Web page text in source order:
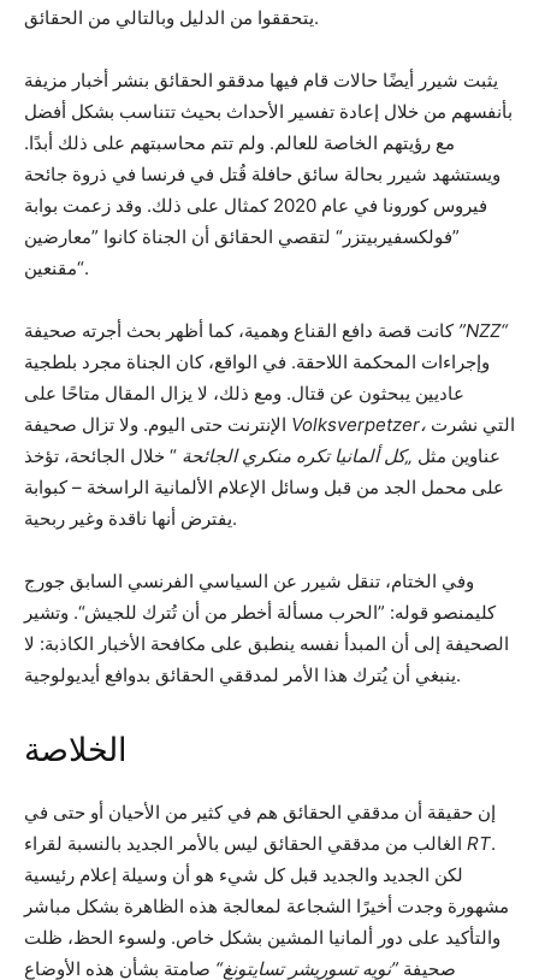
يتحققوا من الدليل وبالتالي من الحقائق.
يثبت شيرر أيضًا حالات قام فيها مدققو الحقائق بنشر أخبار مزيفة
بأنفسهم من خلال إعادة تفسير الأحداث بحيث تتناسب بشكل أفضل
مع رؤيتهم الخاصة للعالم. ولم تتم محاسبتهم على ذلك أبدًا.
ويستشهد شيرر بحالة سائق حافلة قُتل في فرنسا في ذروة جائحة
فيروس كورونا في عام 2020 كمثال على ذلك. وقد زعمت بوابة
”فولكسفيربيتزر“ لتقصي الحقائق أن الجناة كانوا ”معارضين
مقنعين“.
كانت قصة دافع القناع وهمية، كما أظهر بحث أجرته صحيفة ”NZZ“
وإجراءات المحكمة اللاحقة. في الواقع، كان الجناة مجرد بلطجية
عاديين يبحثون عن قتال. ومع ذلك، لا يزال المقال متاحًا على
Volksverpetzer،
عناوين مثل „كل ألمانيا تكره منكري الجائحة “ خلال الجائحة، تؤخذ
على محمل الجد من قبل وسائل الإعلام الألمانية الراسخة – كبوابة
يفترض أنها ناقدة وغير ربحية.
وفي الختام، تنقل شيرر عن السياسي الفرنسي السابق جورج
كليمنصو قوله: ”الحرب مسألة أخطر من أن تُترك للجيش“. وتشير
الصحيفة إلى أن المبدأ نفسه ينطبق على مكافحة الأخبار الكاذبة: لا
ينبغي أن يُترك هذا الأمر لمدققي الحقائق بدوافع أيديولوجية.
الخلاصة
إن حقيقة أن مدققي الحقائق هم في كثير من الأحيان أو حتى في
RT.
لكن الجديد والجديد قبل كل شيء هو أن وسيلة إعلام رئيسية
مشهورة وجدت أخيرًا الشجاعة لمعالجة هذه الظاهرة بشكل مباشر
والتأكيد على دور ألمانيا المشين بشكل خاص. ولسوء الحظ، ظلت
صحيفة ”نويه تسوريشر تسايتونغ“ صامتة بشأن هذه الأوضاع